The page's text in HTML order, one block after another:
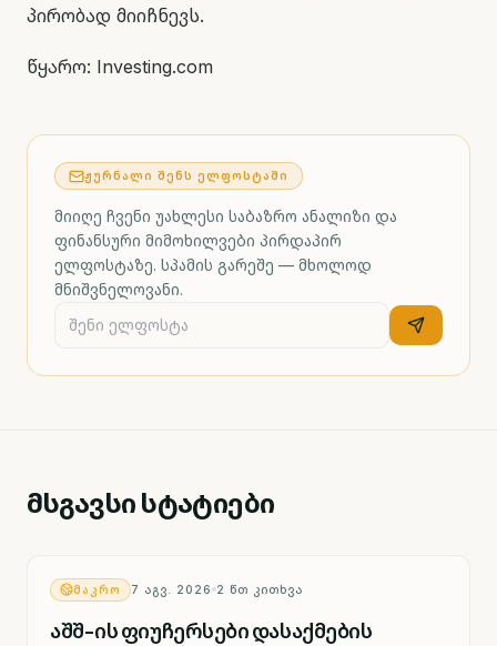
პირობად მიიჩნევს.
წყარო: Investing.com
ᲟᲣᲠᲜᲐᲚᲘ ᲨᲔᲜᲡ ᲔᲚᲤᲝᲡᲢᲐᲨᲘ
მიიღე ჩვენი უახლესი საბაზრო ანალიზი და
ფინანსური მიმოხილვები პირდაპირ
ელფოსტაზე. სპამის გარეშე — მხოლოდ
მნიშვნელოვანი.
მსგავსი სტატიები
ᲛᲐᲙᲠᲝ 7 ᲐᲒᲕ. 2026 2 ᲬᲗ ᲙᲘᲗᲮᲕᲐ
აშშ-ის ფიუჩერსები დასაქმების